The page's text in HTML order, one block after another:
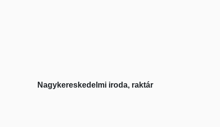
Nagykereskedelmi iroda, raktár